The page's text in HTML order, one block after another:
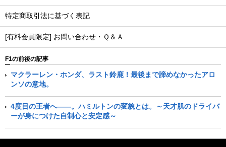
特定商取引法に基づく表記
[有料会員限定] お問い合わせ・Ｑ＆Ａ
F1の前後の記事
マクラーレン・ホンダ、ラスト鈴鹿！最後まで諦めなかったアロ
ンソの意地。
4度目の王者へ――。ハミルトンの変貌とは。～天才肌のドライバ
ーが身につけた自制心と安定感～